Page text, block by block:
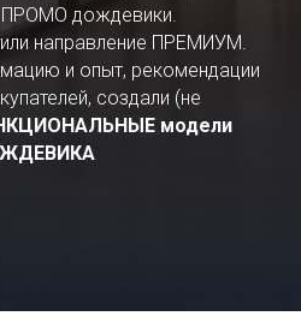
ПРОМО дождевики.
направление ПРЕМИУМ.
и опыт, рекомендации
создали (не
модели